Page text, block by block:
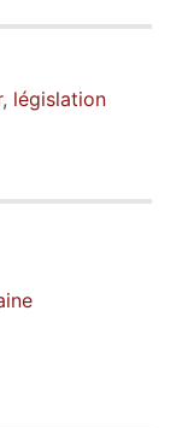
, législation